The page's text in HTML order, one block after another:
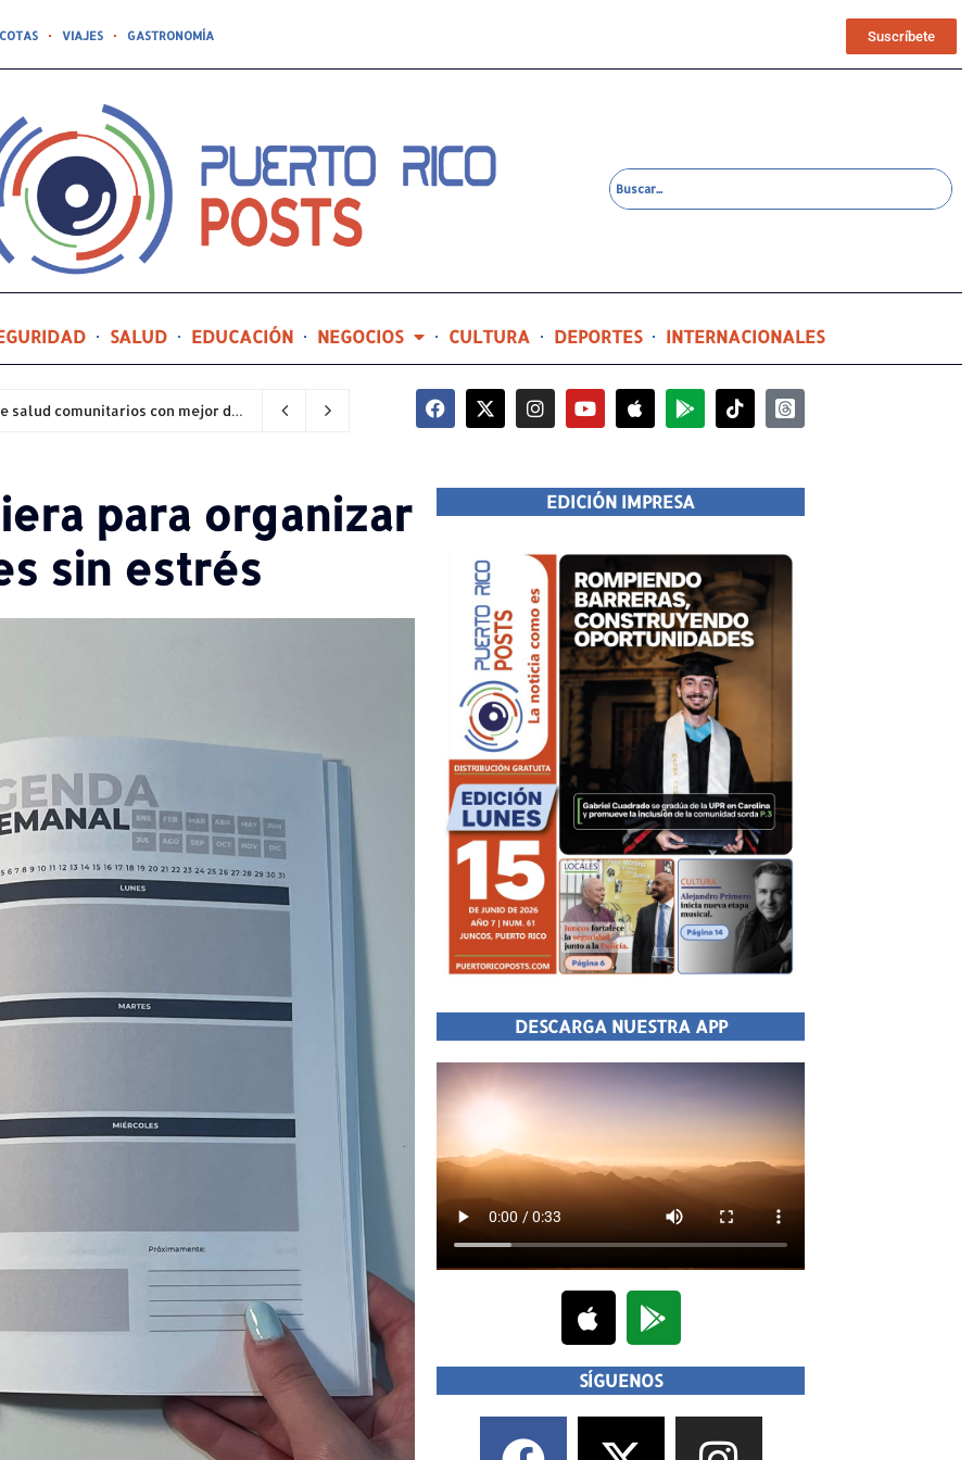
VIAJES GASTRONOMÍA Suscríbete
SALUD EDUCACIÓN NEGOCIOS CULTURA DEPORTES INTERNACIONALES
Hospital General de Castañer entre los centros de salud comunitarios con mejor desempeño clínico de Estados Unidos 7 horas ago
para organizar
sin estrés
EDICIÓN IMPRESA
DESCARGA NUESTRA APP
SÍGUENOS